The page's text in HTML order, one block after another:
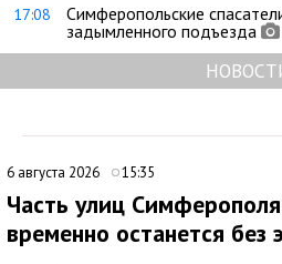
17:08
Симферопольские
задымленного подъезда
6 августа 2026 15:35
Часть улиц Симферополя
временно останется без